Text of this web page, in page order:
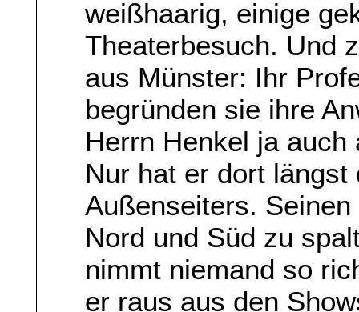
weißhaarig, einige
Theaterbesuch. Und
aus Münster: Ihr
begründen sie ihre
Herrn Henkel ja auch
Nur hat er dort
Außenseiters.
Nord und Süd zu
nimmt niemand so
er raus aus den